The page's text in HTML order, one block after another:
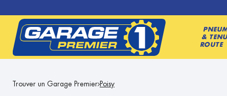
&
ROUTE
Trouver un Garage Premier Poisy